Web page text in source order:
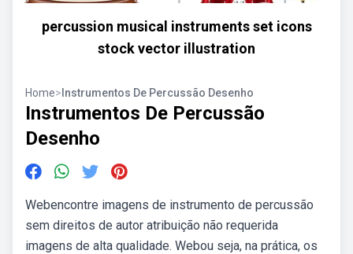
percussion musical instruments set icons
stock vector illustration
Home> Instrumentos De Percussão Desenho
Instrumentos De Percussão
Desenho
Webencontre imagens de instrumento de percussão
sem direitos de autor atribuição não requerida
imagens de alta qualidade. Webou seja, na prática, os